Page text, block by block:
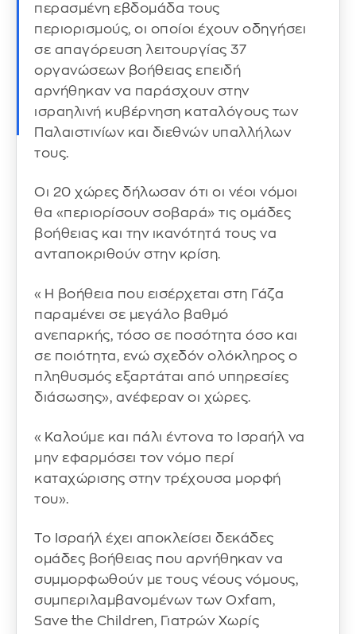
περασμένη εβδομάδα τους
περιορισμούς, οι οποίοι έχουν οδηγήσει
σε απαγόρευση λειτουργίας 37
οργανώσεων βοήθειας επειδή
αρνήθηκαν να παράσχουν στην
ισραηλινή κυβέρνηση καταλόγους των
Παλαιστινίων και διεθνών υπαλλήλων
τους.
Οι 20 χώρες δήλωσαν ότι οι νέοι νόμοι
θα «περιορίσουν σοβαρά» τις ομάδες
βοήθειας και την ικανότητά τους να
ανταποκριθούν στην κρίση.
«Η βοήθεια που εισέρχεται στη Γάζα
παραμένει σε μεγάλο βαθμό
ανεπαρκής, τόσο σε ποσότητα όσο και
σε ποιότητα, ενώ σχεδόν ολόκληρος ο
πληθυσμός εξαρτάται από υπηρεσίες
διάσωσης», ανέφεραν οι χώρες.
«Καλούμε και πάλι έντονα το Ισραήλ να
μην εφαρμόσει τον νόμο περί
καταχώρισης στην τρέχουσα μορφή
του».
Το Ισραήλ έχει αποκλείσει δεκάδες
ομάδες βοήθειας που αρνήθηκαν να
συμμορφωθούν με τους νέους νόμους,
συμπεριλαμβανομένων των Oxfam,
Save the Children, Γιατρών Χωρίς